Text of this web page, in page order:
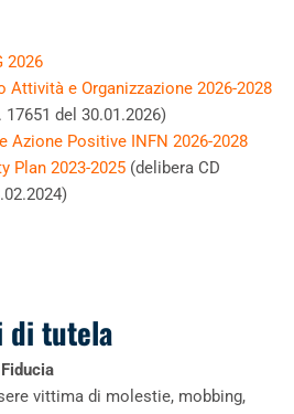
2026
Attività e Organizzazione 2026-2028
17651 del 30.01.2026)
Azione Positive INFN 2026-2028
Plan 2023-2025 (delibera CD
di tutela
vittima di molestie, mobbing,